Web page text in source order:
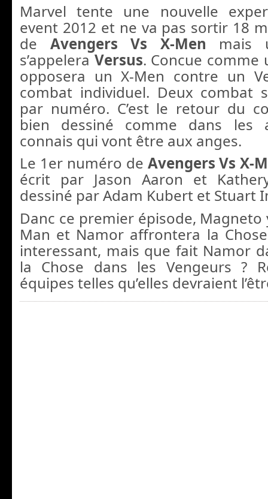
Marvel tente une nouvelle
event 2012 et ne va pas sortir 18
de Avengers Vs X-Men mais
s’appeleraVersus. Concue comme
opposera un X-Men contre un
combat individuel. Deux combat
par numéro. C’est le retour du
bien dessiné comme dans les
connais qui vont être aux anges.
Le 1er numéro de Avengers Vs X-
écrit par Jason Aaron et
dessiné par Adam Kubert et Stuart
Danc ce premier épisode,
Man et Namor affrontera la
interessant, mais que fait Namor
la Chose dans les Vengeurs ?
équipes telles qu’elles devraient